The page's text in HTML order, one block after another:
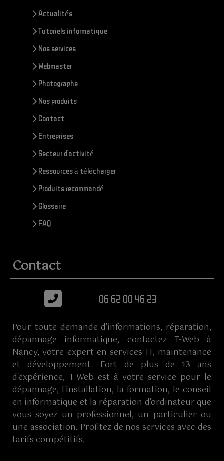
> Actualités
> Tutoriels informatique
> Nos services
> Webmaster
> Photographe
> Nos produits
> Contact
> Entreprises
> Secteur d'activité
> Ressources à télécharger
> Produits recommandé
> Glossaire
> FAQ
Contact
06 62 00 46 23
Pour toute demande d'informations, réparation,
dépannage informatique, contactez T-Web à
Nancy, votre expert en services IT, maintenance
et développement. Fort de plus de 13 ans
d'expérience, T-Web est à votre service pour le
dépannage, l'installation, la formation, le conseil
en informatique et la réparation d'ordinateur que
vous soyez un professionnel, un particulier ou
une association. Profitez de nos services avec des
tarifs compétitifs.